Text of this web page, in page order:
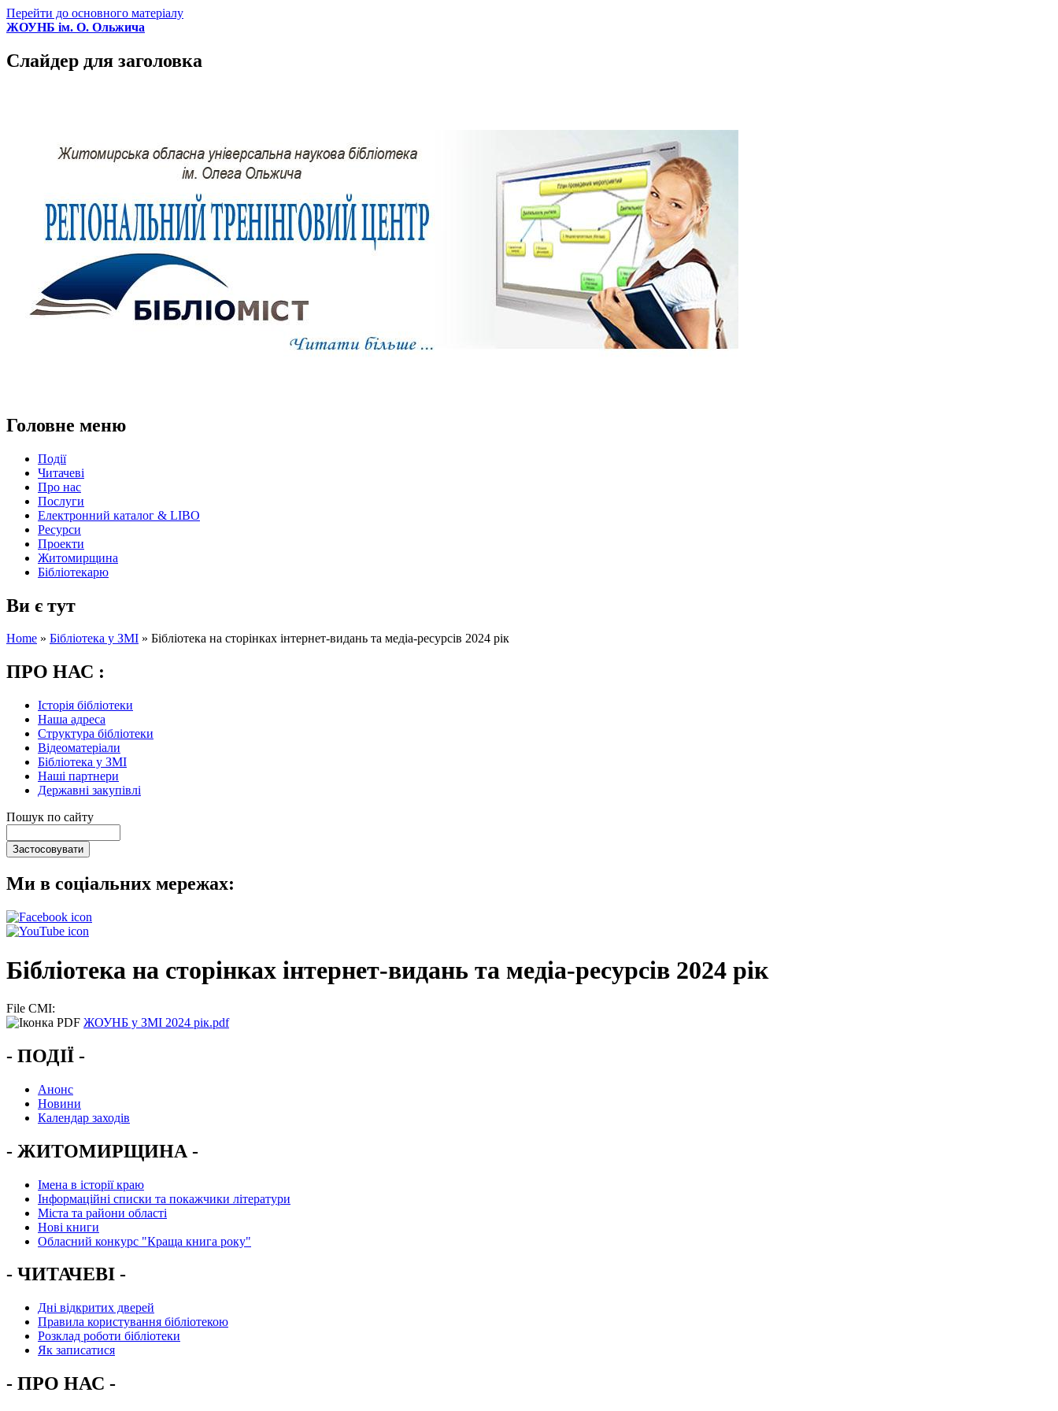
Перейти до основного матеріалу
ЖОУНБ ім. О. Ольжича
Слайдер для заголовка
Головне меню
Події
Читачеві
Про нас
Послуги
Електронний каталог & LIBO
Ресурси
Проекти
Житомирщина
Бібліотекарю
Ви є тут
Home » Бібліотека у ЗМІ » Бібліотека на сторінках інтернет-видань та медіа-ресурсів 2024 рік
ПРО НАС :
Історія бібліотеки
Наша адреса
Структура бібліотеки
Відеоматеріали
Бібліотека у ЗМІ
Наші партнери
Державні закупівлі
Пошук по сайту
Ми в соціальних мережах:
Бібліотека на сторінках інтернет-видань та медіа-ресурсів 2024 рік
File CMI:
ЖОУНБ у ЗМІ 2024 рік.pdf
- ПОДІЇ -
Анонс
Новини
Календар заходів
- ЖИТОМИРЩИНА -
Імена в історії краю
Інформаційні списки та покажчики літератури
Міста та райони області
Нові книги
Обласний конкурс "Краща книга року"
- ЧИТАЧЕВІ -
Дні відкритих дверей
Правила користування бібліотекою
Розклад роботи бібліотеки
Як записатися
- ПРО НАС -